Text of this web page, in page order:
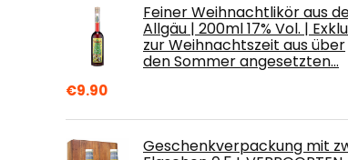
Feiner Weihnachtlikör aus
Allgäu | 200ml 17% Vol. |
zur Weihnachtszeit aus über
den Sommer angesetzten…
€9.90
Geschenkverpackung mit